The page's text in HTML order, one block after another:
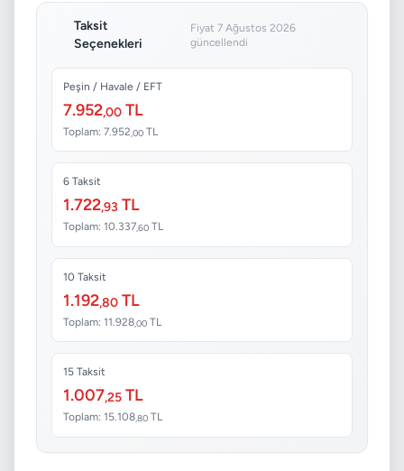
Taksit
Seçenekleri
Fiyat 7 Ağustos 2026
güncellendi
Peşin / Havale / EFT
7.952,00 TL
Toplam: 7.952 ,00 TL
6 Taksit
1.722,93 TL
Toplam: 10.337,60 TL
10 Taksit
1.192,80 TL
Toplam: 11.928,00 TL
15 Taksit
1.007,25 TL
Toplam: 15.108,80 TL